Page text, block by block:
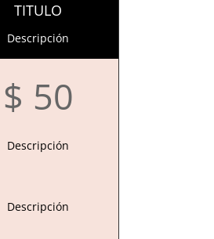
TITULO
Descripción
$ 50
Descripción
Descripción